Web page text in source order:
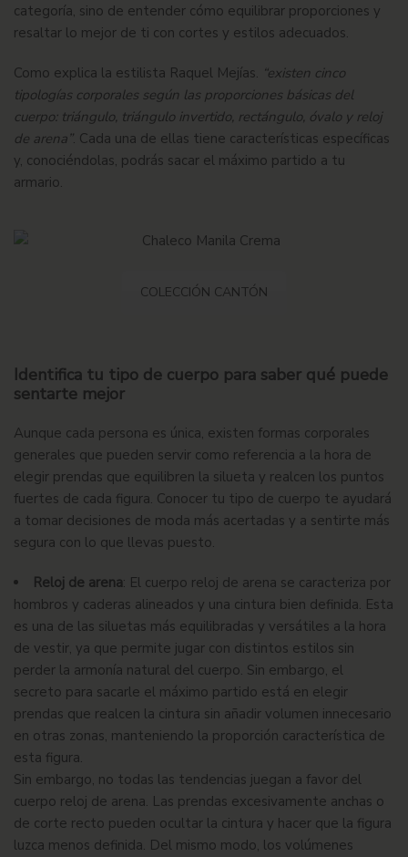
categoría, sino de entender cómo equilibrar proporciones y
resaltar lo mejor de ti con cortes y estilos adecuados.
Como explica la estilista Raquel Mejías. “existen cinco
tipologías corporales según las proporciones básicas del
cuerpo: triángulo, triángulo invertido, rectángulo, óvalo y reloj
de arena”. Cada una de ellas tiene características específicas
y, conociéndolas, podrás sacar el máximo partido a tu
armario.
COLECCIÓN CANTÓN
Identifica tu tipo de cuerpo para saber qué puede
sentarte mejor
Aunque cada persona es única, existen formas corporales
generales que pueden servir como referencia a la hora de
elegir prendas que equilibren la silueta y realcen los puntos
fuertes de cada figura. Conocer tu tipo de cuerpo te ayudará
a tomar decisiones de moda más acertadas y a sentirte más
segura con lo que llevas puesto.
Reloj de arena: El cuerpo reloj de arena se caracteriza por
hombros y caderas alineados y una cintura bien definida. Esta
es una de las siluetas más equilibradas y versátiles a la hora
de vestir, ya que permite jugar con distintos estilos sin
perder la armonía natural del cuerpo. Sin embargo, el
secreto para sacarle el máximo partido está en elegir
prendas que realcen la cintura sin añadir volumen innecesario
en otras zonas, manteniendo la proporción característica de
esta figura.
Sin embargo, no todas las tendencias juegan a favor del
cuerpo reloj de arena. Las prendas excesivamente anchas o
de corte recto pueden ocultar la cintura y hacer que la figura
luzca menos definida. Del mismo modo, los volúmenes